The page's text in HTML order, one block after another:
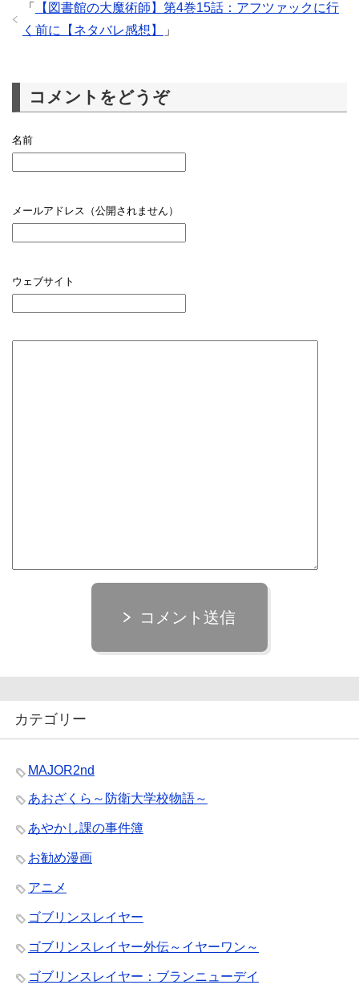
「
【図書館の大魔術師】第4巻15話：アフツァックに行
く前に【ネタバレ感想】
」
コメントをどうぞ
名前
メールアドレス（公開されません）
ウェブサイト
コメント送信
カテゴリー
MAJOR2nd
あおざくら～防衛大学校物語～
あやかし課の事件簿
お勧め漫画
アニメ
ゴブリンスレイヤー
ゴブリンスレイヤー外伝～イヤーワン～
ゴブリンスレイヤー：ブランニューデイ